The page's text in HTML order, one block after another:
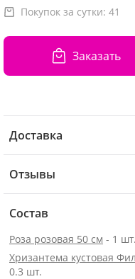
Покупок за сутки: 41
Заказать
Доставка
Отзывы
Состав
Роза розовая 50 см - 1
Хризантема кустовая
0.3 шт.